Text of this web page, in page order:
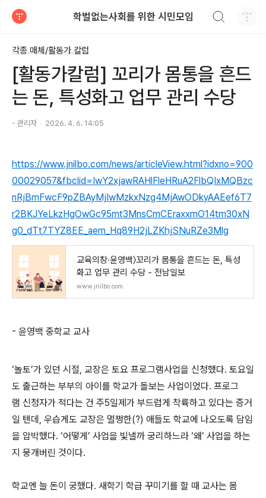
학벌없는사회를 위한 시민모임
각종 매체/활동가 칼럼
[활동가칼럼] 꼬리가 몸통을 흔드
는 돈, 특성화고 업무 관리 수당
- 관리자 2026. 4. 6. 14:05
https://www.jnilbo.com/news/articleView.html?idxno=900
00029057&fbclid=IwY2xjawRAHlFleHRuA2FlbQIxMQBzc
nRjBmFwcF9pZBAyMjIwMzkxNzg4MjAwODkyAAEef6T7
r2BKJYeLkzHgOwGc95mt3MnsCmCEraxxmO14tm30xN
g0_dTt7TYZ8EE_aem_Hq89H2jLZKhjSNuRZe3Mlg
교육의창·윤영백〉꼬리가 몸통을 흔드는 돈, 특성
화고 업무 관리 수당 - 전남일보
www.jnilbo.com
- 윤영백 중학교 교사
‘놀토’가 있던 시절, 교장은 토요 프로그램사업을 신청했다. 토요일
도 출근하는 부부의 아이를 학교가 돌보는 사업이었다. 프로그
램 신청자가 적다는 건 주5일제가 부드럽게 착륙하고 있다는 증거
일 텐데, 우습게도 교장은 멀쩡한(?) 애들도 학교에 나오도록 담임
을 압박했다. ‘어떻게’ 사업을 빛낼까 궁리하느라 ‘왜’ 사업을 하는
지 뭉개버린 것이다.
학교엔 늘 돈이 궁했다. 새학기 학급 꾸미기를 할 때 교사는 몸